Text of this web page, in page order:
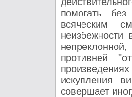
помогать
всяческим
неизбежности
противней
искупления
совершает